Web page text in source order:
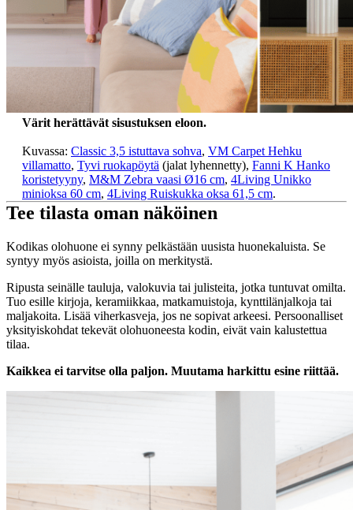
Värit herättävät sisustuksen eloon.
Kuvassa: Classic 3,5 istuttava sohva, VM Carpet Hehku
villamatto, Tyvi ruokapöytä (jalat lyhennetty), Fanni K Hanko
koristetyyny, M&M Zebra vaasi Ø16 cm, 4Living Unikko
minioksa 60 cm, 4Living Ruiskukka oksa 61,5 cm.
Tee tilasta oman näköinen
Kodikas olohuone ei synny pelkästään uusista huonekaluista. Se
syntyy myös asioista, joilla on merkitystä.
Ripusta seinälle tauluja, valokuvia tai julisteita, jotka tuntuvat omilta.
Tuo esille kirjoja, keramiikkaa, matkamuistoja, kynttilänjalkoja tai
maljakoita. Lisää viherkasveja, jos ne sopivat arkeesi. Persoonalliset
yksityiskohdat tekevät olohuoneesta kodin, eivät vain kalustettua
tilaa.
Kaikkea ei tarvitse olla paljon. Muutama harkittu esine riittää.